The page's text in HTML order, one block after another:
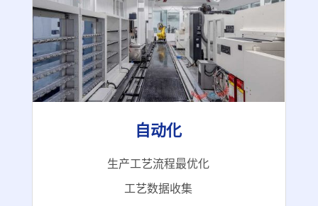
自动化
生产工艺流程最优化
工艺数据收集